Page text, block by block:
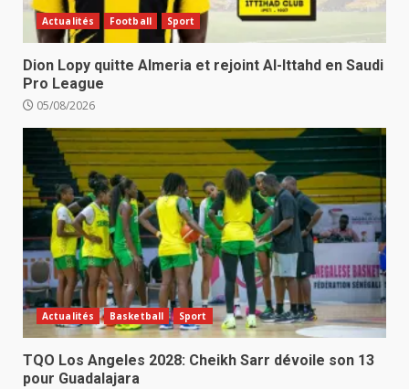
Actualités Football Sport
Dion Lopy quitte Almeria et rejoint Al-Ittahd en Saudi
Pro League
05/08/2026
Actualités Basketball Sport
TQO Los Angeles 2028: Cheikh Sarr dévoile son 13
pour Guadalajara